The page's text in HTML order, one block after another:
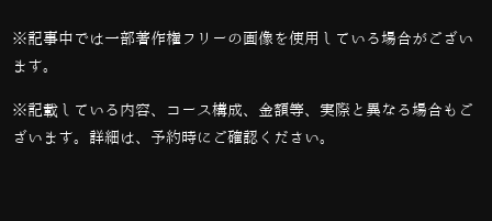
※記事中では一部著作権フリーの画像を使用している場合がござい
ます。
※記載している内容、コース構成、金額等、実際と異なる場合もご
ざいます。詳細は、予約時にご確認ください。